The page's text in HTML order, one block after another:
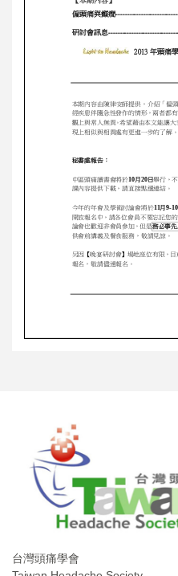
台灣頭痛學會